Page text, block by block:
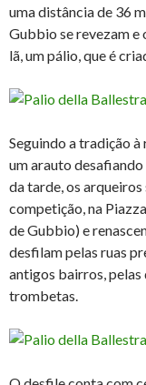
uma distância de 36
Gubbio se revezam e
lã, um pálio, que é
Seguindo a tradição à
um arauto
da tarde, os
competição, na
de Gubbio) e
desfilam pelas ruas
antigos bairros, pelas
trombetas.